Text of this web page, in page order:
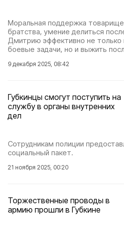
Моральная поддержка
братства, умение делиться
Дмитрию эффективно не
боевые задачи, но и выжить
9 декабря 2025, 08:42
Губкинцы смогут поступить на
службу в органы внутренних
дел
Сотрудникам полиции
социальный пакет.
21 ноября 2025, 00:20
Торжественные проводы в
армию прошли в Губкине